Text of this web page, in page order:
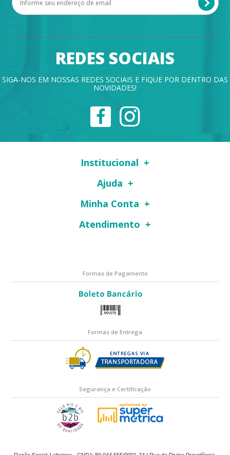
REDES SOCIAIS
SIGA-NOS EM NOSSAS REDES SOCIAIS E FIQUE POR DENTRO DAS
NOVIDADES!
Institucional
Ajuda
Minha Conta
Atendimento
Formas de Pagamento
Formas de Entrega
Segurança e Certificação